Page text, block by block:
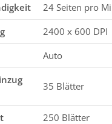
24 Seiten pro
2400 x 600 DPI
Auto
35 Blätter
250 Blätter